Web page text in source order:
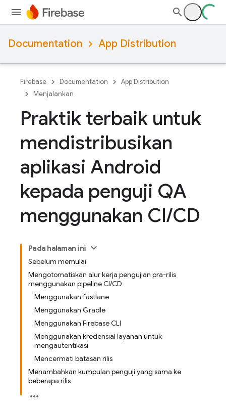
Documentation App Distribution
Firebase Documentation
App Distribution
Menjalankan
Praktik terbaik untuk
mendistribusikan
aplikasi Android
kepada penguji QA
menggunakan CI/CD
Pada halaman ini
Sebelum memulai
Mengotomatiskan alur kerja pengujian pra-rilis
menggunakan pipeline CI/CD
Menggunakan fastlane
Menggunakan Gradle
Menggunakan Firebase CLI
Menggunakan kredensial layanan untuk
mengautentikasi
Mencermati batasan rilis
Menambahkan kumpulan penguji yang sama ke
beberapa rilis